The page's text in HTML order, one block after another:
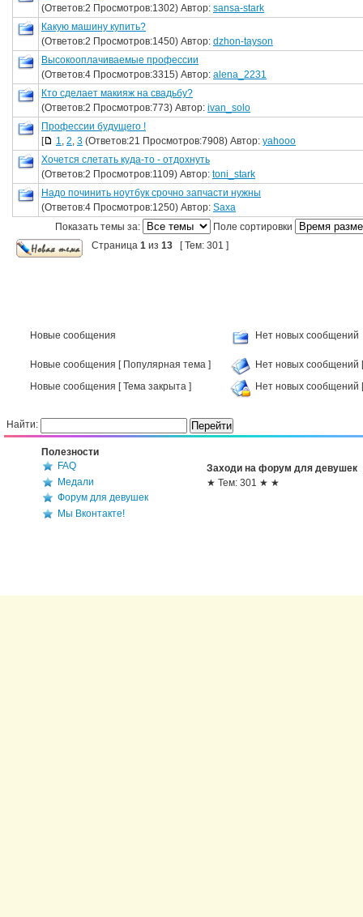
(Ответов:2 Просмотров:1302) Автор: sansa-stark
Какую машину купить?
(Ответов:2 Просмотров:1450) Автор: dzhon-tayson
Высокооплачиваемые профессии
(Ответов:4 Просмотров:3315) Автор: alena_2231
Кто сделает макияж на свадьбу?
(Ответов:2 Просмотров:773) Автор: ivan_solo
Профессии будущего !
[
1, 2, 3 (Ответов:21 Просмотров:7908) Автор: yahooo
Хочется слетать куда-то - отдохнуть
(Ответов:2 Просмотров:1109) Автор: toni_stark
Надо починить ноутбук срочно запчасти нужны
(Ответов:4 Просмотров:1250) Автор: Saxa
Показать темы за:
Поле сортировки
Страница 1 из 13 [ Тем: 301 ]
Новые сообщения Нет новых сообщений
Новые сообщения [ Популярная тема ]
Нет новых сообщений
Новые сообщения [ Тема закрыта ]
Нет новых сообщений
Найти:
Полезности
FAQ
Медали
Форум для девушек
Мы Вконтакте!
Заходи на форум для девушек
★ Тем: 301 ★ ★